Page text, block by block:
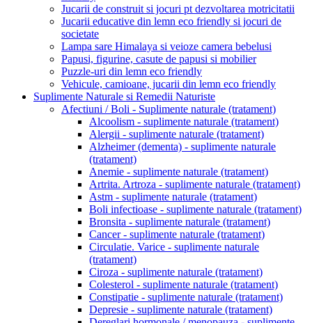
Jucarii de construit si jocuri pt dezvoltarea motricitatii
Jucarii educative din lemn eco friendly si jocuri de
societate
Lampa sare Himalaya si veioze camera bebelusi
Papusi, figurine, casute de papusi si mobilier
Puzzle-uri din lemn eco friendly
Vehicule, camioane, jucarii din lemn eco friendly
Suplimente Naturale si Remedii Naturiste
Afectiuni / Boli - Suplimente naturale (tratament)
Alcoolism - suplimente naturale (tratament)
Alergii - suplimente naturale (tratament)
Alzheimer (dementa) - suplimente naturale
(tratament)
Anemie - suplimente naturale (tratament)
Artrita. Artroza - suplimente naturale (tratament)
Astm - suplimente naturale (tratament)
Boli infectioase - suplimente naturale (tratament)
Bronsita - suplimente naturale (tratament)
Cancer - suplimente naturale (tratament)
Circulatie. Varice - suplimente naturale
(tratament)
Ciroza - suplimente naturale (tratament)
Colesterol - suplimente naturale (tratament)
Constipatie - suplimente naturale (tratament)
Depresie - suplimente naturale (tratament)